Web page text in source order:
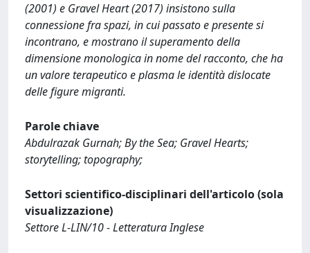
(2001) e Gravel Heart (2017) insistono sulla
connessione fra spazi, in cui passato e presente si
incontrano, e mostrano il superamento della
dimensione monologica in nome del racconto, che ha
un valore terapeutico e plasma le identità dislocate
delle figure migranti.
Parole chiave
Abdulrazak Gurnah; By the Sea; Gravel Hearts;
storytelling; topography;
Settori scientifico-disciplinari dell'articolo (sola
visualizzazione)
Settore L-LIN/10 - Letteratura Inglese